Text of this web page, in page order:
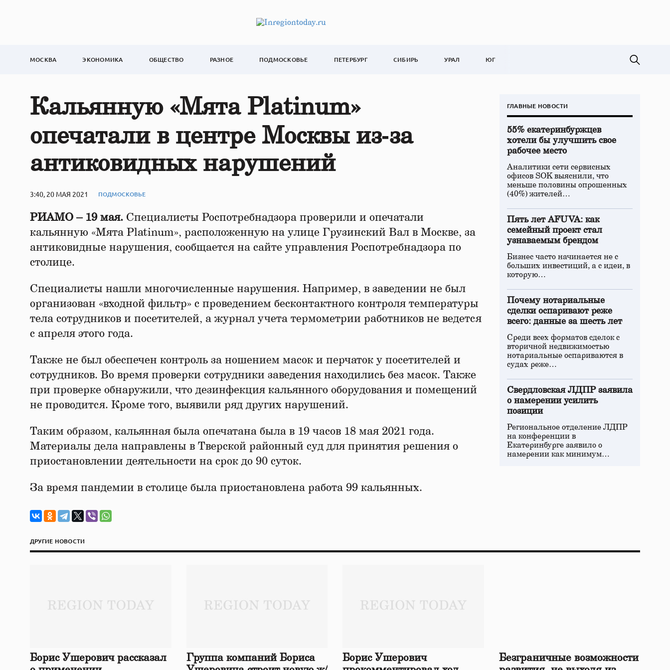
МОСКВА ЭКОНОМИКА ОБЩЕСТВО РАЗНОЕ ПОДМОСКОВЬЕ ПЕТЕРБУРГ СИБИРЬ УРАЛ ЮГ
Кальянную «Мята Platinum»
опечатали в центре Москвы из‑за
антиковидных нарушений
3:40, 20 МАЯ 2021 ПОДМОСКОВЬЕ
РИАМО – 19 мая. Специалисты Роспотребнадзора проверили и опечатали
кальянную «Мята Platinum», расположенную на улице Грузинский Вал в Москве, за
антиковидные нарушения, сообщается на сайте управления Роспотребнадзора по
столице.
Специалисты нашли многочисленные нарушения. Например, в заведении не был
организован «входной фильтр» с проведением бесконтактного контроля температуры
тела сотрудников и посетителей, а журнал учета термометрии работников не ведется
с апреля этого года.
Также не был обеспечен контроль за ношением масок и перчаток у посетителей и
сотрудников. Во время проверки сотрудники заведения находились без масок. Также
при проверке обнаружили, что дезинфекция кальянного оборудования и помещений
не проводится. Кроме того, выявили ряд других нарушений.
Таким образом, кальянная была опечатана была в 19 часов 18 мая 2021 года.
Материалы дела направлены в Тверской районный суд для принятия решения о
приостановлении деятельности на срок до 90 суток.
За время пандемии в столице была приостановлена работа 99 кальянных.
ГЛАВНЫЕ НОВОСТИ
55% екатеринбуржцев
хотели бы улучшить свое
рабочее место
Аналитики сети сервисных
офисов SOK выяснили, что
меньше половины опрошенных
(40%) жителей…
Пять лет AFUVA: как
семейный проект стал
узнаваемым брендом
Бизнес часто начинается не с
больших инвестиций, а с идеи, в
которую…
Почему нотариальные
сделки оспаривают реже
всего: данные за шесть лет
Среди всех форматов сделок с
вторичной недвижимостью
нотариальные оспариваются в
судах реже…
Свердловская ЛДПР заявила
о намерении усилить
позиции
Региональное отделение ЛДПР
на конференции в
Екатеринбурге заявило о
намерении как минимум…
ДРУГИЕ НОВОСТИ
Борис Ушерович рассказал
Группа компаний Бориса
Борис Ушерович
Безграничные возможности